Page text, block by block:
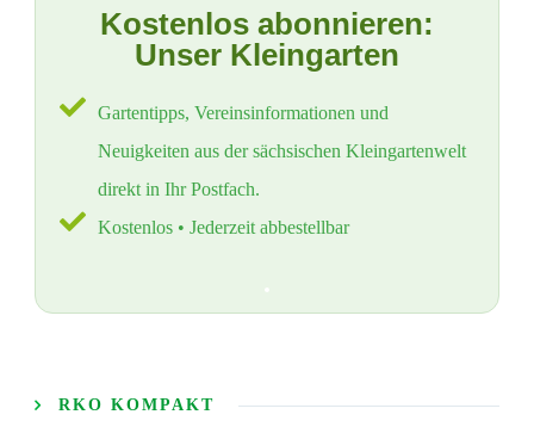
Kostenlos abonnieren:
Unser Kleingarten
Gartentipps, Vereinsinformationen und
Neuigkeiten aus der sächsischen Kleingartenwelt
direkt in Ihr Postfach.
Kostenlos • Jederzeit abbestellbar
RKO KOMPAKT